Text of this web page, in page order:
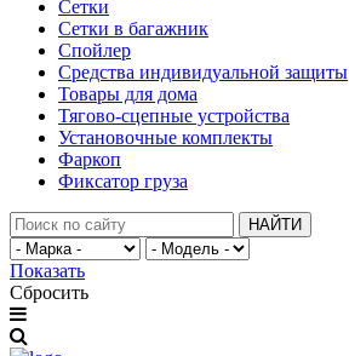
Сетки
Сетки в багажник
Спойлер
Средства индивидуальной защиты
Товары для дома
Тягово-сцепные устройства
Установочные комплекты
Фаркоп
Фиксатор груза
НАЙТИ
Показать
Сбросить